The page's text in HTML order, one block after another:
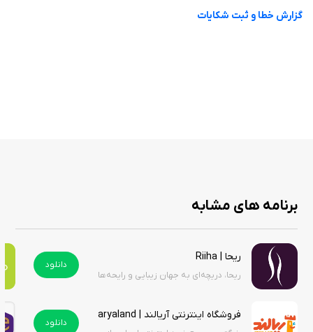
ویژگی‌ ها
اپلیکیشن گالری سوشیانت تجربه‌ای مدرن و کاربردی از خرید اکسسوری موی
زنانه ارائه می‌دهد. با استفاده از این برنامه، دیگر نیازی به گشتن در بازارهای
فیزیکی نیست و شما می‌توانید به راحتی و با چند لمس ساده، سفارش خود را
اپلیکیشن برای کسانی که به دنبال راحتی، سرعت و خرید امن هستند، گزینه‌ای
گزارش خطا و ثبت شکایات
برنامه های مشابه
ریحا | Riiha
ریحا، دریچه‌ای به جهان زیبایی و رایحه‌ها
دانلود
فروشگاه اینترنتی آریالند | aryaland
دانلود